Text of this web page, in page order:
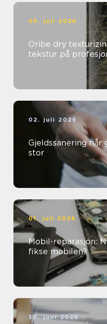
05. juli 2026
Oribe dry
tekstur på
02. juli 2026
Gjeldssanering når gjelden har blitt for
stor
01. juli 2026
Mobil-reparasjon:
fikse mobilen?
30. juni 2026